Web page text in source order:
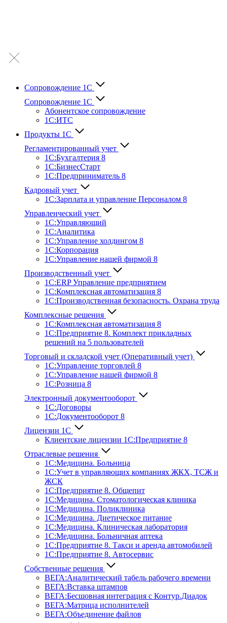
Сопровождение 1С
Сопровождение 1С
Абонентское сопровождение
1С:ИТС
Продукты 1С
Регламентированный учет
1C:Бухгалтерия 8
1С:БизнесСтарт
1C:Предприниматель 8
Кадровый учет
1С:Зарплата и управление Персона­лом 8
Управленческий учет
1С:Управляющий
1С:Аналитика
1С:Управление холдингом 8
1С:Корпорация
1С:Управление нашей фирмой 8
Производственный учет
1С:ERP Управление предприятием
1С:Комплексная автоматизация 8
1С:Производственная безопасность. Охрана труда
Комплексные решения
1С:Комплексная автоматизация 8
1С:Предприятие 8. Комплект прикладных
решений на 5 пользователей
Торговый и складской учет (Оперативный учет)
1С:Управление торговлей 8
1С:Управление нашей фирмой 8
1С:Розница 8
Электронный документооборот
1С:Договоры
1С:Документооборот 8
Лицензии 1С
Клиентские лицензии 1С:Предприятие 8
Отраслевые решения
1С:Медицина. Больница
1C:Учет в управляющих компаниях ЖКХ, ТСЖ и
ЖСК
1С:Предприятие 8. Общепит
1С:Медицина. Стоматологическая клиника
1С:Медицина. Поликлиника
1С:Медицина. Диетическое питание
1С:Медицина. Клиническая лаборатория
1С:Медицина. Больничная аптека
1С:Предприятие 8. Такси и аренда автомобилей
1С:Предприятие 8. Автосервис
Собственные решения
ВЕГА:Аналитичес­кий табель рабочего времени
ВЕГА:Вставка штампов
ВЕГА:Бесшовная интеграция с Контур.Диадок
ВЕГА:Матрица исполнителей
ВЕГА:Объединение файлов